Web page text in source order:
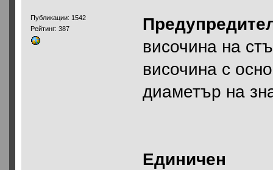
Публикации: 1542
Рейтинг: 387
височина на
височина с
диаметър на
Единичен